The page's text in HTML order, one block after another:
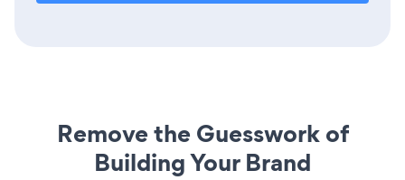
Remove the Guesswork of
Building Your Brand